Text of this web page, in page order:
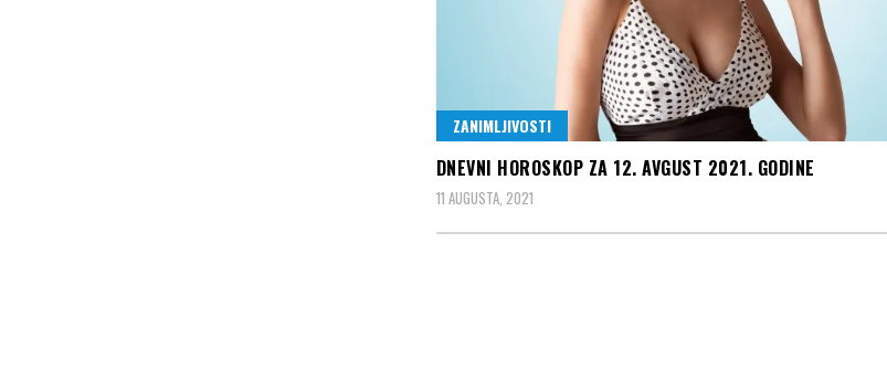
ZANIMLJIVOSTI
DNEVNI HOROSKOP ZA 12. AVGUST 2021. GODINE
11 AUGUSTA, 2021